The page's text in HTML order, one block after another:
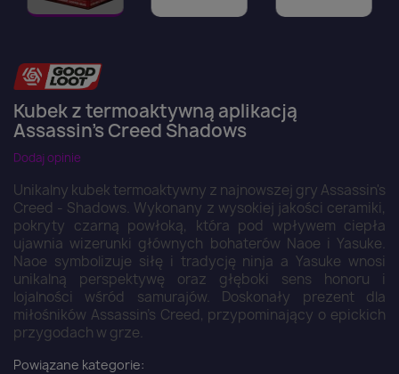
Kubek z termoaktywną aplikacją
Assassin's Creed Shadows
Dodaj opinie
Unikalny kubek termoaktywny z najnowszej gry Assassin's
Creed - Shadows. Wykonany z wysokiej jakości ceramiki,
pokryty czarną powłoką, która pod wpływem ciepła
ujawnia wizerunki głównych bohaterów Naoe i Yasuke.
Naoe symbolizuje siłę i tradycję ninja a Yasuke wnosi
unikalną perspektywę oraz głęboki sens honoru i
lojalności wśród samurajów. Doskonały prezent dla
miłośników Assassin's Creed, przypominający o epickich
przygodach w grze.
Powiązane kategorie: